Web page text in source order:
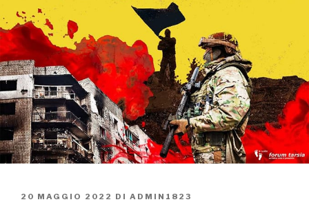
PUBBLICATO
20 MAGGIO 2022 DI ADMIN1823